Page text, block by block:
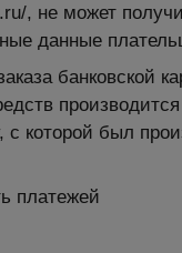
, не может
данные
банковской
с которой был
платежей